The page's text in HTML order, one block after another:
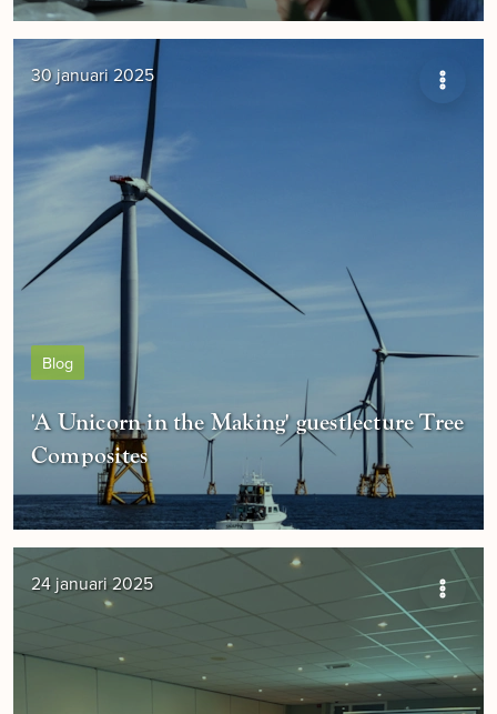
30 januari 2025
Blog
'A Unicorn in the Making' guestlecture Tree
Composites
24 januari 2025